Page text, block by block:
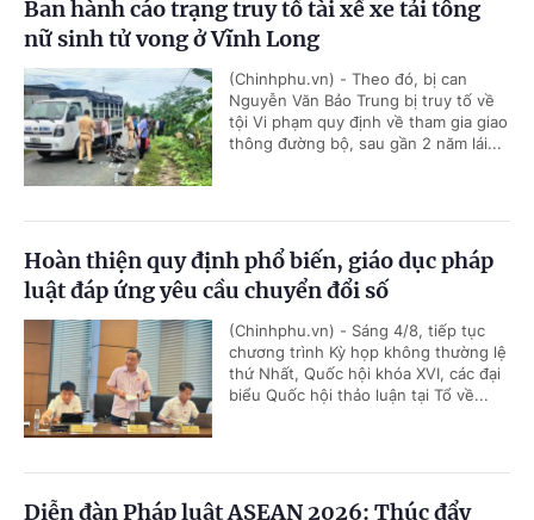
Ban hành cáo trạng truy tố tài xế xe tải tông
nữ sinh tử vong ở Vĩnh Long
(Chinhphu.vn) - Theo đó, bị can
Nguyễn Văn Bảo Trung bị truy tố về
tội Vi phạm quy định về tham gia giao
thông đường bộ, sau gần 2 năm lái...
Hoàn thiện quy định phổ biến, giáo dục pháp
luật đáp ứng yêu cầu chuyển đổi số
(Chinhphu.vn) - Sáng 4/8, tiếp tục
chương trình Kỳ họp không thường lệ
thứ Nhất, Quốc hội khóa XVI, các đại
biểu Quốc hội thảo luận tại Tổ về...
Diễn đàn Pháp luật ASEAN 2026: Thúc đẩy